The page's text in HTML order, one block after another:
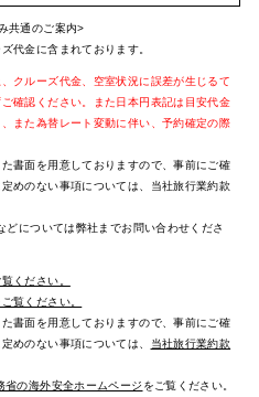
共通のご案内>
代金に含まれております。
クルーズ代金、空室状況に誤差が生じるて
確認ください。また日本円表記は目安代金
また為替レート変動に伴い、予約確定の際
書面を用意しておりますので、事前にご確
めのない事項については、当社旅行業約款
については弊社までお問い合わせくださ
ください。
覧ください。
書面を用意しておりますので、事前にご確
めのない事項については、
当社旅行業約款
省の海外安全ホームページ をご覧ください。